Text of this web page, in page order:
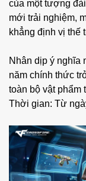
của một tượng
mới trải nghiệm,
khẳng định vị thế
Nhân dịp ý nghĩa
năm chính thức
toàn bộ vật phẩm
Thời gian: Từ